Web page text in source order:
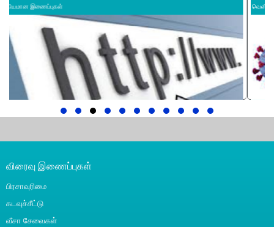
வெளிநாடுகளுக்கான வழிகாட்டல்கள்
விரைவு இணைப்புகள்
பிரசாவுரிமை
கடவுச்சீட்டு
வீசா சேவைகள்